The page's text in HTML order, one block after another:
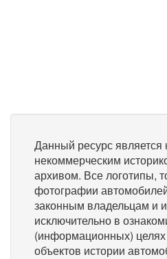
Данный ресурс
некоммерческим
архивом. Все логотипы,
фотографии
законным владельцам и
исключительно в
(информационных)
объектов истории